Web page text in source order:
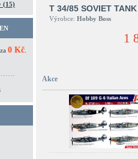
(15)
0 Kč
T 34/85 SOVIET TANK
Výrobce: Hobby Boss
1
Akce